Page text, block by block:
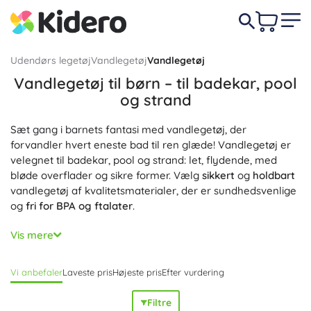
Udendørs legetøjVandlegetøjVandlegetøj
Vandlegetøj til børn – til badekar, pool
og strand
Sæt gang i barnets fantasi med vandlegetøj, der
forvandler hvert eneste bad til ren glæde! Vandlegetøj er
velegnet til badekar, pool og strand: let, flydende, med
bløde overflader og sikre former. Vælg sikkert og holdbart
vandlegetøj af kvalitetsmaterialer, der er sundhedsvenlige
og fri for BPA og ftalater.
Blandt populære legetøj til badekar og pool finder du
flydende både og skibe, sprøjtende dyr, oppustelige bolde,
skumbogstaver til badet, dykkeringe og -bolde samt
fiskesæt til at fange legetøj. Dette vandlegetøj
understøtter hånd-øje-koordination
Vis mere
Vi anbefalerLaveste prisHøjeste prisEfter vurdering
Filtre